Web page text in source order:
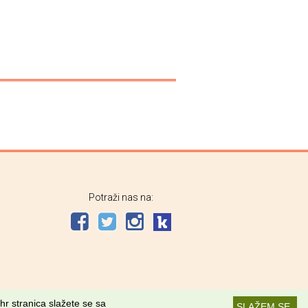
Potraži nas na:
stranica slažete se sa